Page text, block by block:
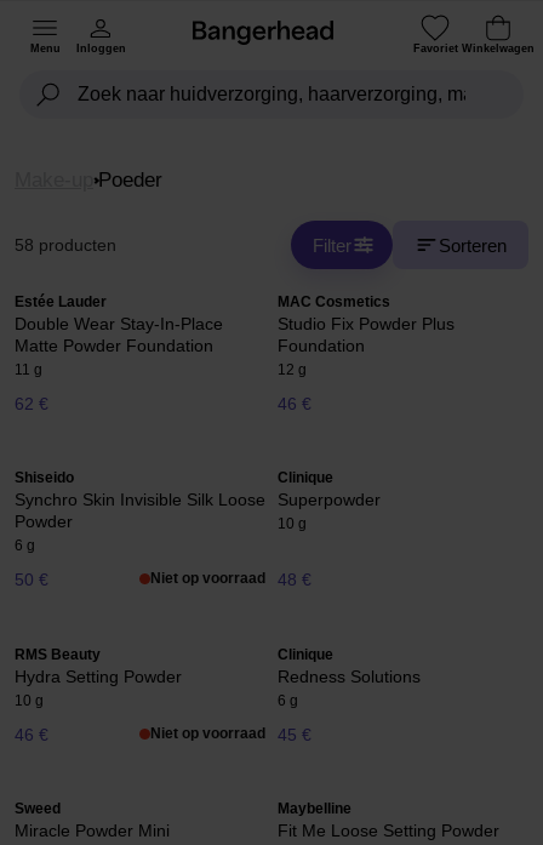
Menu Inloggen Favoriet Winkelwagen
Poeder
58 producten Filter Sorteren
Estée Lauder
Double Wear Stay-In-Place
Matte Powder Foundation
11 g
62 €
MAC Cosmetics
Studio Fix Powder Plus
Foundation
12 g
46 €
Shiseido
Synchro Skin Invisible Silk Loose
Powder
6 g
50 € Niet op voorraad
Clinique
Superpowder
10 g
48 €
RMS Beauty
Hydra Setting Powder
10 g
46 € Niet op voorraad
Clinique
Redness Solutions
6 g
45 €
Sweed
Miracle Powder Mini
Maybelline
Fit Me Loose Setting Powder